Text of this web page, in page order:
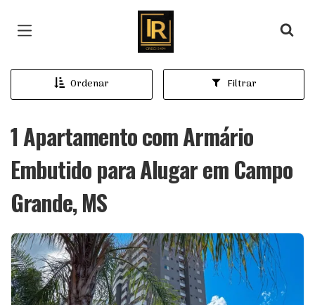
Página inicial
Ordenar Filtrar
1 Apartamento com Armário
Embutido para Alugar em Campo
Grande, MS